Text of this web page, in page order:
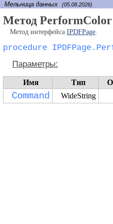
Мельница данных (05.08.2026)
Метод PerformColor
Метод интерфейса IPDFPage.
procedure
Параметры:
Имя Тип
Command WideString